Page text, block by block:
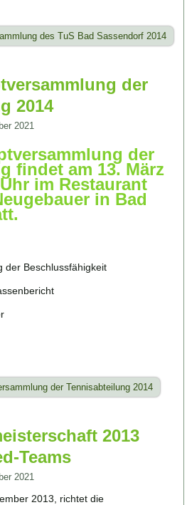
des TuS Bad Sassendorf 2014
der
2014
2021
der
findet am 13. März
im Restaurant
in Bad
der Beschlussfähigkeit
der Tennisabteilung 2014
2013
Teams
2021
2013, richtet die